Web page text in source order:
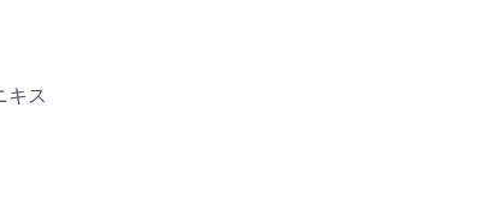
キス